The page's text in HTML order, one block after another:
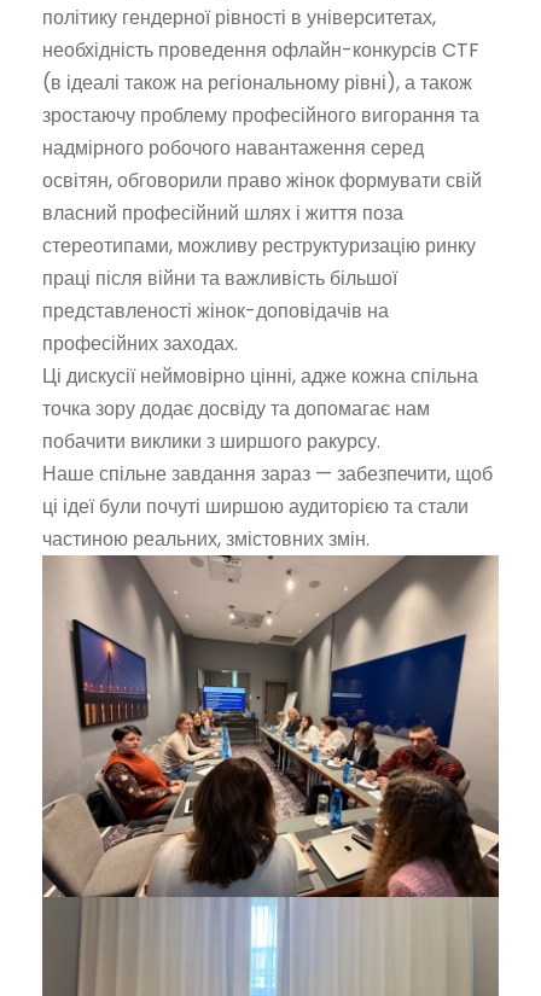
політику гендерної рівності в університетах,
необхідність проведення офлайн-конкурсів CTF
(в ідеалі також на регіональному рівні), а також
зростаючу проблему професійного вигорання та
надмірного робочого навантаження серед
освітян, обговорили право жінок формувати свій
власний професійний шлях і життя поза
стереотипами, можливу реструктуризацію ринку
праці після війни та важливість більшої
представленості жінок-доповідачів на
професійних заходах.
Ці дискусії неймовірно цінні, адже кожна спільна
точка зору додає досвіду та допомагає нам
побачити виклики з ширшого ракурсу.
Наше спільне завдання зараз — забезпечити, щоб
ці ідеї були почуті ширшою аудиторією та стали
частиною реальних, змістовних змін.